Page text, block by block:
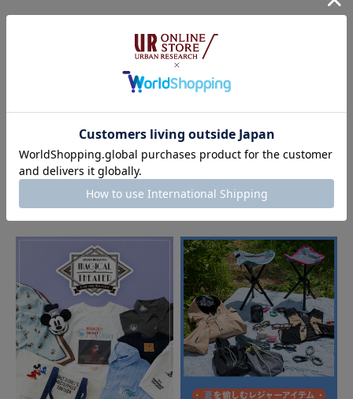
★2
使いやすさ
絞り込み
携帯ネックストラップ
色：LAKE BLUE/サイズ：One
no name
足のサイズ: 25.5cm 性別:
男性
身長:156～160cm 体型:
ふつう
使いやすさ:良い
TINY GARDEN PRODUCTSをお気に入り登録
この商品をチェックした人への
おすすめ特集